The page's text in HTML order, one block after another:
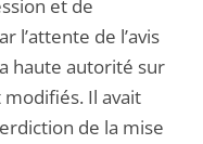
et de
l’attente de l’avis
haute autorité sur
Il avait
de la mise